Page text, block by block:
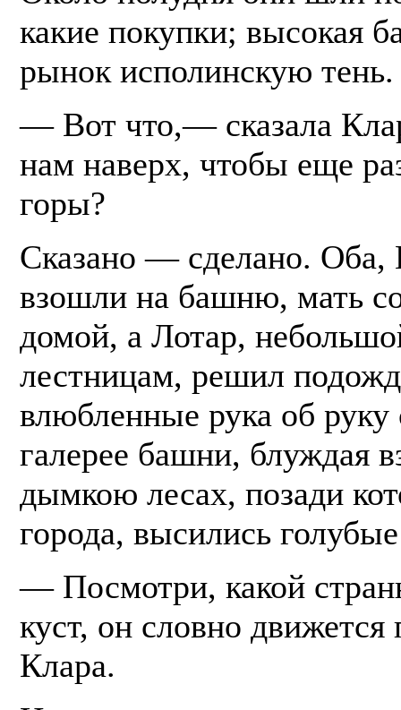
какие покупки; высокая
рынок исполинскую тень.
— Вот что,— сказала
нам наверх, чтобы еще
горы?
Сказано — сделано. Оба,
взошли на башню, мать
домой, а Лотар,
лестницам, решил
влюбленные рука об руку
галерее башни, блуждая
дымкою лесах, позади
города, высились
— Посмотри, какой
куст, он словно
Клара.